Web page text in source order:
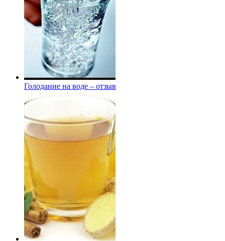
Голодание на воде – отзыв